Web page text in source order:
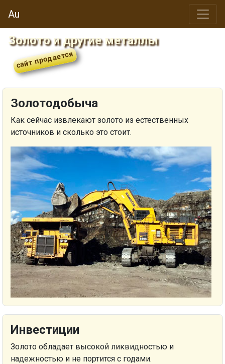
Au
Золото и другие металлы
Золотодобыча
Как сейчас извлекают золото из естественных
источников и сколько это стоит.
Инвестиции
Золото обладает высокой ликвидностью и
надежностью и не портится с годами.